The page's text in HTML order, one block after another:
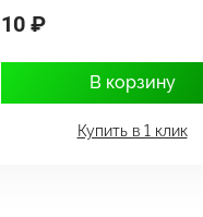
10 ₽
В корзину
Купить в 1 клик